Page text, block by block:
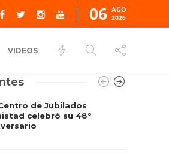
06 AGO
2026
VIDEOS
de Jubilados
celebró su 48°